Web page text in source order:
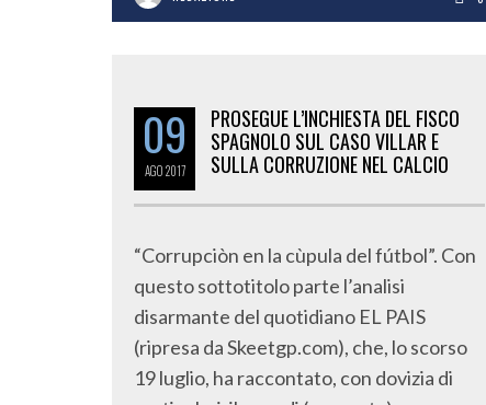
09
AGO2017
PROSEGUE L’INCHIESTA DEL FISCO
SPAGNOLO SUL CASO VILLAR E
SULLA CORRUZIONE NEL CALCIO
“Corrupciòn en la cùpula del fútbol”. Con
questo sottotitolo parte l’analisi
disarmante del quotidiano EL PAIS
(ripresa da Skeetgp.com), che, lo scorso
19 luglio, ha raccontato, con dovizia di